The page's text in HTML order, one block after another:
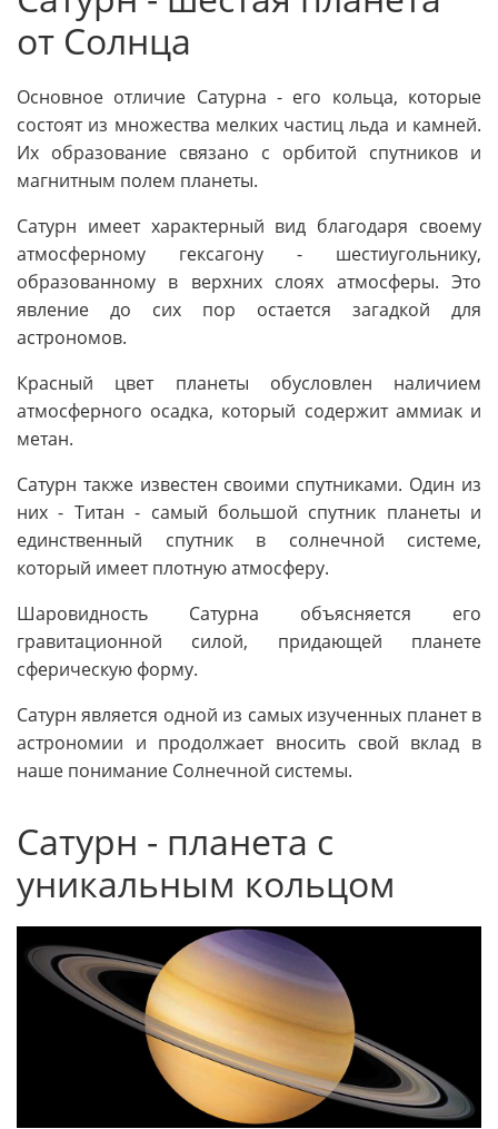
от Солнца
Основное отличие Сатурна - его кольца, которые
состоят из множества мелких частиц льда и камней.
Их образование связано с орбитой спутников и
магнитным полем планеты.
Сатурн имеет характерный вид благодаря своему
атмосферному гексагону - шестиугольнику,
образованному в верхних слоях атмосферы. Это
явление до сих пор остается загадкой для
астрономов.
Красный цвет планеты обусловлен наличием
атмосферного осадка, который содержит аммиак и
метан.
Сатурн также известен своими спутниками. Один из
них - Титан - самый большой спутник планеты и
единственный спутник в солнечной системе,
который имеет плотную атмосферу.
Шаровидность Сатурна объясняется его
гравитационной силой, придающей планете
сферическую форму.
Сатурн является одной из самых изученных планет в
астрономии и продолжает вносить свой вклад в
наше понимание Солнечной системы.
Сатурн - планета с
уникальным кольцом